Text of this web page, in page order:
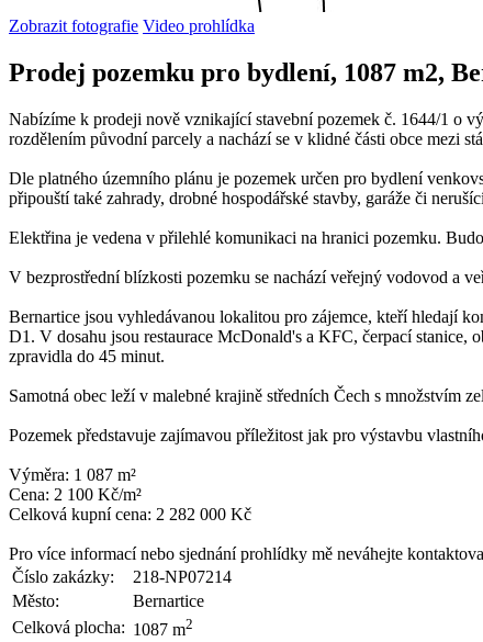
Zobrazit fotografie Video prohlídka
Prodej pozemku pro bydlení, 1087 m2,
Nabízíme k prodeji nově vznikající stavební pozemek č. 1644/1 o
rozdělením původní parcely a nachází se v klidné části obce mezi
Dle platného územního plánu je pozemek určen pro bydlení
připouští také zahrady, drobné hospodářské stavby, garáže či
Elektřina je vedena v přilehlé komunikaci na hranici pozemku.
V bezprostřední blízkosti pozemku se nachází veřejný vodovod a
Bernartice jsou vyhledávanou lokalitou pro zájemce, kteří hledají
D1. V dosahu jsou restaurace McDonald's a KFC, čerpací stanice,
zpravidla do 45 minut.
Samotná obec leží v malebné krajině středních Čech s množstvím
Pozemek představuje zajímavou příležitost jak pro výstavbu
Výměra: 1 087 m²
Cena: 2 100 Kč/m²
Celková kupní cena: 2 282 000 Kč
Pro více informací nebo sjednání prohlídky mě neváhejte
Číslo zakázky:
218-NP07214
Město:
Bernartice
Celková plocha: 1087 m2